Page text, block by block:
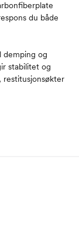
du både
demping og
stabilitet og
restitusjonsøkter